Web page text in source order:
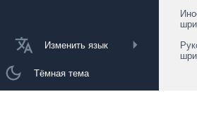
Изменить язык
Тёмная тема